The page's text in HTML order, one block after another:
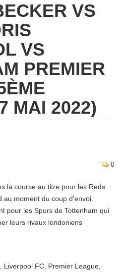
VS
VS
PREMIER
MAI 2022)
0
la course au titre pour les Reds
moment du coup d’envoi.
pour les Spurs de Tottenham qui
leurs rivaux londoniens
Liverpool FC Premier League